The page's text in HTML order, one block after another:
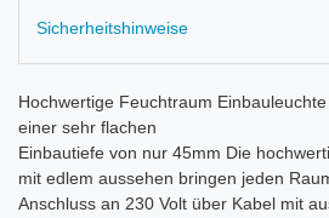
Sicherheitshinweise
Hochwertige Feuchtraum
einer sehr flachen
Einbautiefe von nur 45mm Die
mit edlem aussehen bringen jeden
Anschluss an 230 Volt über Kabel mit